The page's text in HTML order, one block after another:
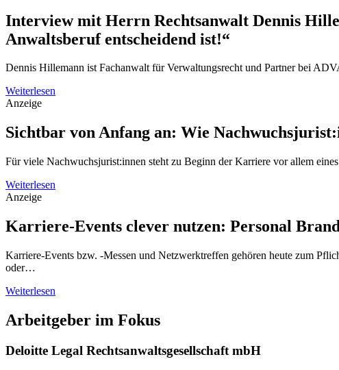
Interview mit Herrn Rechtsanwalt Dennis
Anwaltsberuf entscheidend ist!“
Dennis Hillemann ist Fachanwalt für Verwaltungsrecht und Partner bei
Weiterlesen
Anzeige
Sichtbar von Anfang an: Wie
Für viele Nachwuchsjurist:innen steht zu Beginn der Karriere vor allem
Weiterlesen
Anzeige
Karriere-Events clever nutzen: Personal
Karriere-Events bzw. -Messen und Netzwerktreffen gehören heute zum
oder…
Weiterlesen
Arbeitgeber im Fokus
Deloitte Legal Rechtsanwaltsgesellschaft mbH